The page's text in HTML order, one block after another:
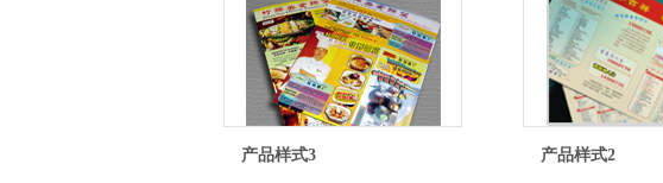
产品样式3 产品样式2